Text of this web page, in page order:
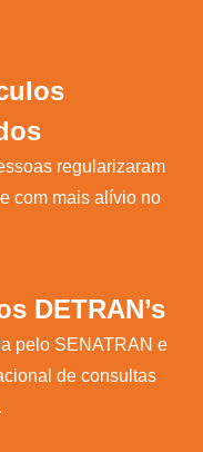
regularizaram
com mais alívio no
DETRAN’s
pelo SENATRAN e
de consultas